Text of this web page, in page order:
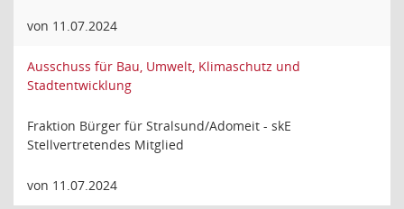
von 11.07.2024
Ausschuss für Bau, Umwelt, Klimaschutz und
Stadtentwicklung
Fraktion Bürger für Stralsund/Adomeit - skE
Stellvertretendes Mitglied
von 11.07.2024